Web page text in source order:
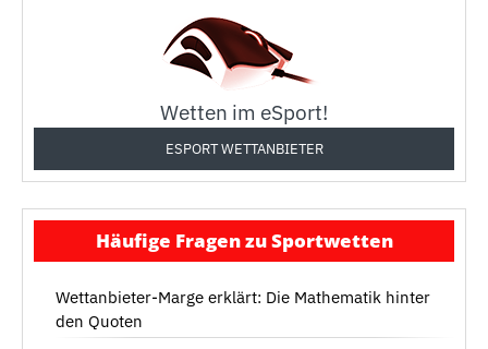
Wetten im eSport!
ESPORT WETTANBIETER
Häufige Fragen zu Sportwetten
Wettanbieter-Marge erklärt: Die Mathematik hinter
den Quoten